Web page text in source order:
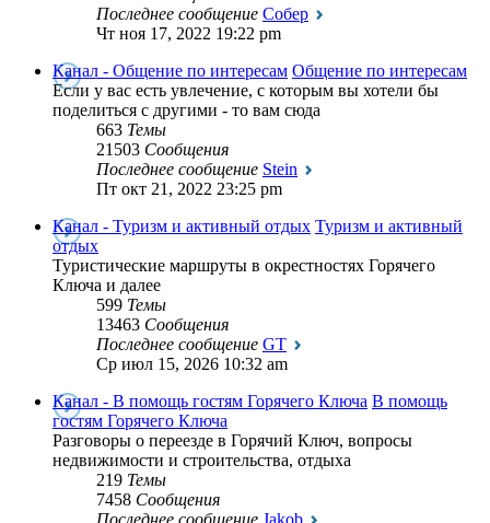
Последнее сообщение Собер
Чт ноя 17, 2022 19:22 pm
Канал - Общение по интересам Общение по интересам
Если у вас есть увлечение, с которым вы хотели бы
поделиться с другими - то вам сюда
663 Темы
21503 Сообщения
Последнее сообщение Stein
Пт окт 21, 2022 23:25 pm
Канал - Туризм и активный отдых Туризм и активный
отдых
Туристические маршруты в окрестностях Горячего
Ключа и далее
599 Темы
13463 Сообщения
Последнее сообщение GT
Ср июл 15, 2026 10:32 am
Канал - В помощь гостям Горячего Ключа В помощь
гостям Горячего Ключа
Разговоры о переезде в Горячий Ключ, вопросы
недвижимости и строительства, отдыха
219 Темы
7458 Сообщения
Последнее сообщение Jakob